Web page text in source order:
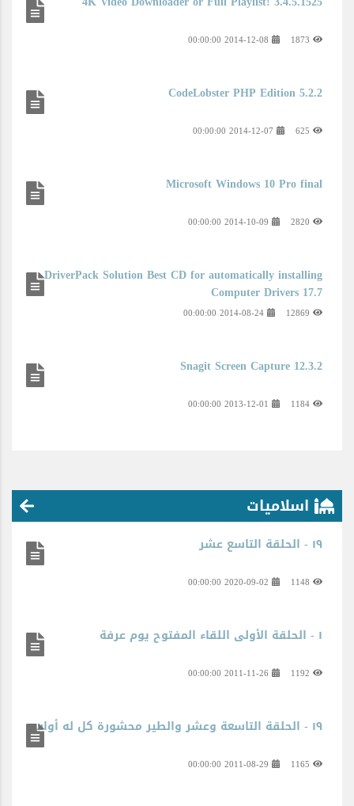
CodeLobster PHP Edition 5.2.2
Microsoft Windows 10 Pro final
DriverPack Solution Best CD for automatically installing
Computer Drivers 17.7
Snagit Screen Capture 12.3.2
1184
اسلاميات
١٩ - الحلقة التاسع عشر
١ - الحلقة الأولى اللقاء المفتوح يوم عرفة
١٩ - الحلقة التاسعة وعشر والطير محشورة كل له أواب